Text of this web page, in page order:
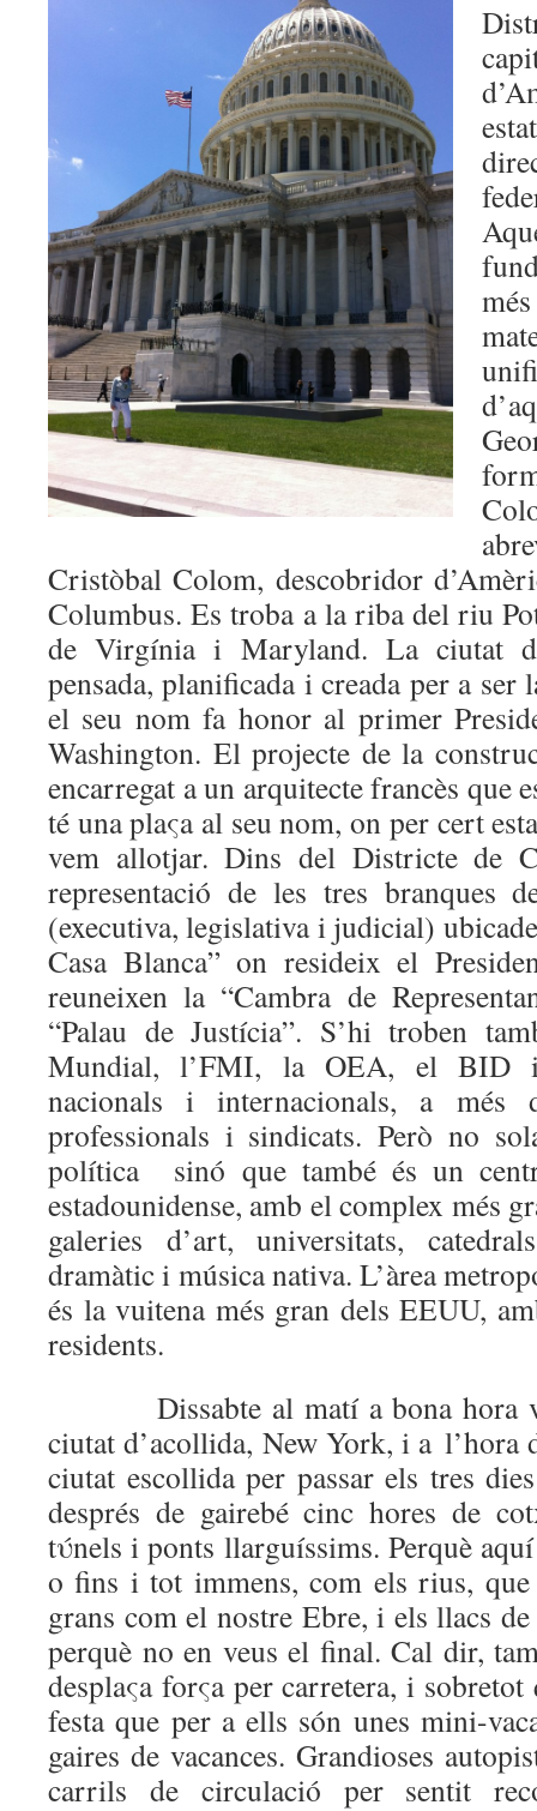
Cristòbal Colom, descobridor
Columbus. Es troba a la riba del riu
de Virgínia i Maryland. La ciutat
pensada, planificada i creada per a
el seu nom fa honor al primer
Washington. El projecte de la
encarregat a un arquitecte francès que
té una plaςa al seu nom, on per cert
vem allotjar. Dins del Districte de
representació de les tres branques
(executiva, legislativa i judicial)
Casa Blanca” on resideix el
reuneixen la “Cambra de
“Palau de Justícia”. S’hi troben
Mundial, l’FMI, la OEA, el BID i
nacionals i internacionals, a més
professionals i sindicats. Però no
política sinó que també és un
estadounidense, amb el complex més
galeries d’art, universitats,
dramàtic i música nativa. L’àrea
és la vuitena més gran dels EEUU,
residents.
Dissabte al matí a bona hora
ciutat d’acollida, New York, i a l’hora
ciutat escollida per passar els tres
després de gairebé cinc hores de
tύnels i ponts llarguíssims. Perquè
o fins i tot immens, com els rius,
grans com el nostre Ebre, i els llacs de
perquè no en veus el final. Cal dir,
desplaςa forςa per carretera, i
festa que per a ells són unes mini-
gaires de vacances. Grandioses
carrils de circulació per sentit